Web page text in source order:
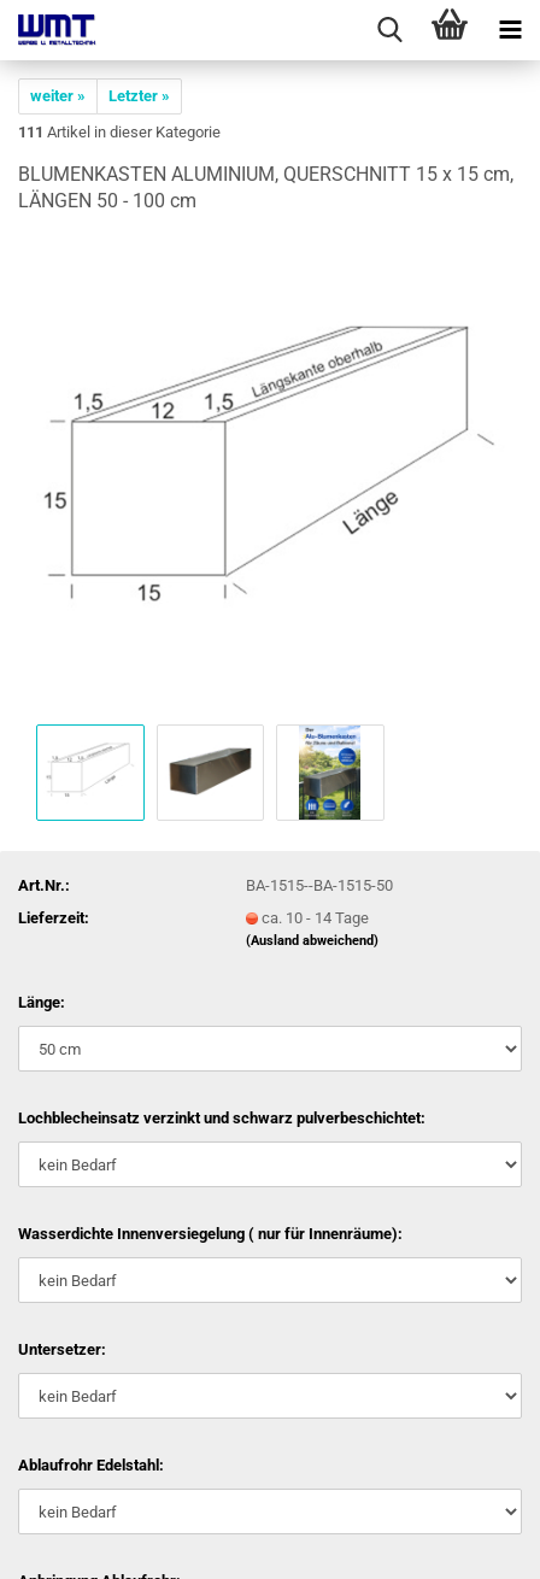
weiter »
Letzter »
111 Artikel in dieser Kategorie
BLU­MEN­KAS­TEN ALU­MI­NI­UM, QUER­SCHNITT 15 x 15 cm,
LÄN­GEN 50 - 100 cm
Art.Nr.:
BA-1515--BA-1515-50
Lieferzeit:
ca. 10 - 14 Tage
(Ausland abweichend)
Länge:
Lochblecheinsatz verzinkt und schwarz pulverbeschichtet:
Wasserdichte Innenversiegelung ( nur für Innenräume):
Untersetzer:
Ablaufrohr Edelstahl: